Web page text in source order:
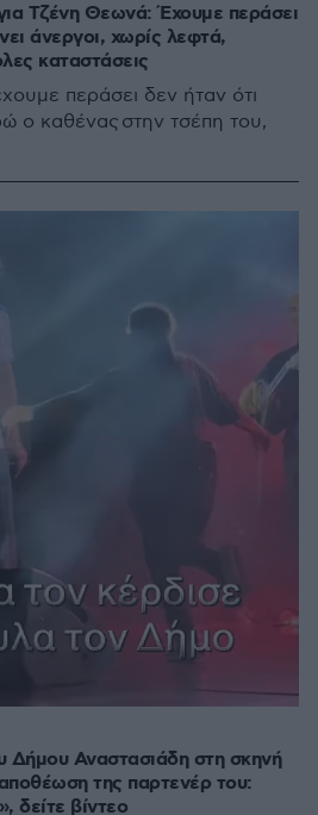
Τζένη Θεωνά: Έχουμε περάσει
άνεργοι, χωρίς λεφτά,
καταστάσεις
περάσει δεν ήταν ότι
ο καθένας στην τσέπη του,
Αναστασιάδη στη σκηνή
της παρτενέρ του:
δείτε βίντεο